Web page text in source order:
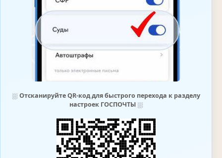
⛆ Отсканируйте QR-код для быстрого перехода к разделу
настроек ГОСПОЧТЫ⛆